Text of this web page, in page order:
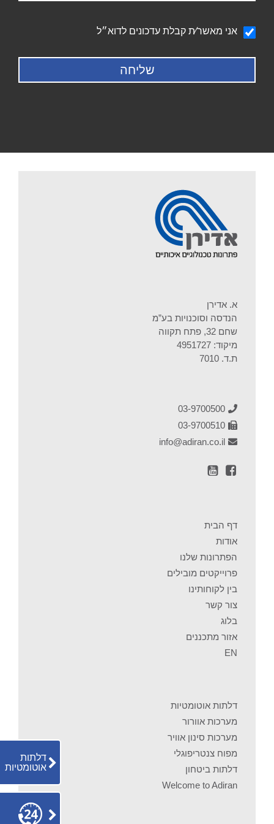
הודעהאני מאשר∕ת קבלת עדכונים לדוא״ל
א. אדירן
הנדסה וסוכנויות בע”מ
שחם 32, פתח תקווה
מיקוד: 4951727
ת.ד. 7010
03-9700500
03-9700510
info@adiran.co.il
דף הבית
אודות
הפתרונות שלנו
פרוייקטים מובילים
בין לקוחותינו
צור קשר
בלוג
אזור מתכננים
EN
דלתות אוטומטיות
מערכות אוורור
מערכות סינון אוויר
מפוח צנטריפוגלי
דלתות ביטחון
Welcome to Adiran
דלתות
אוטומטיות
צור